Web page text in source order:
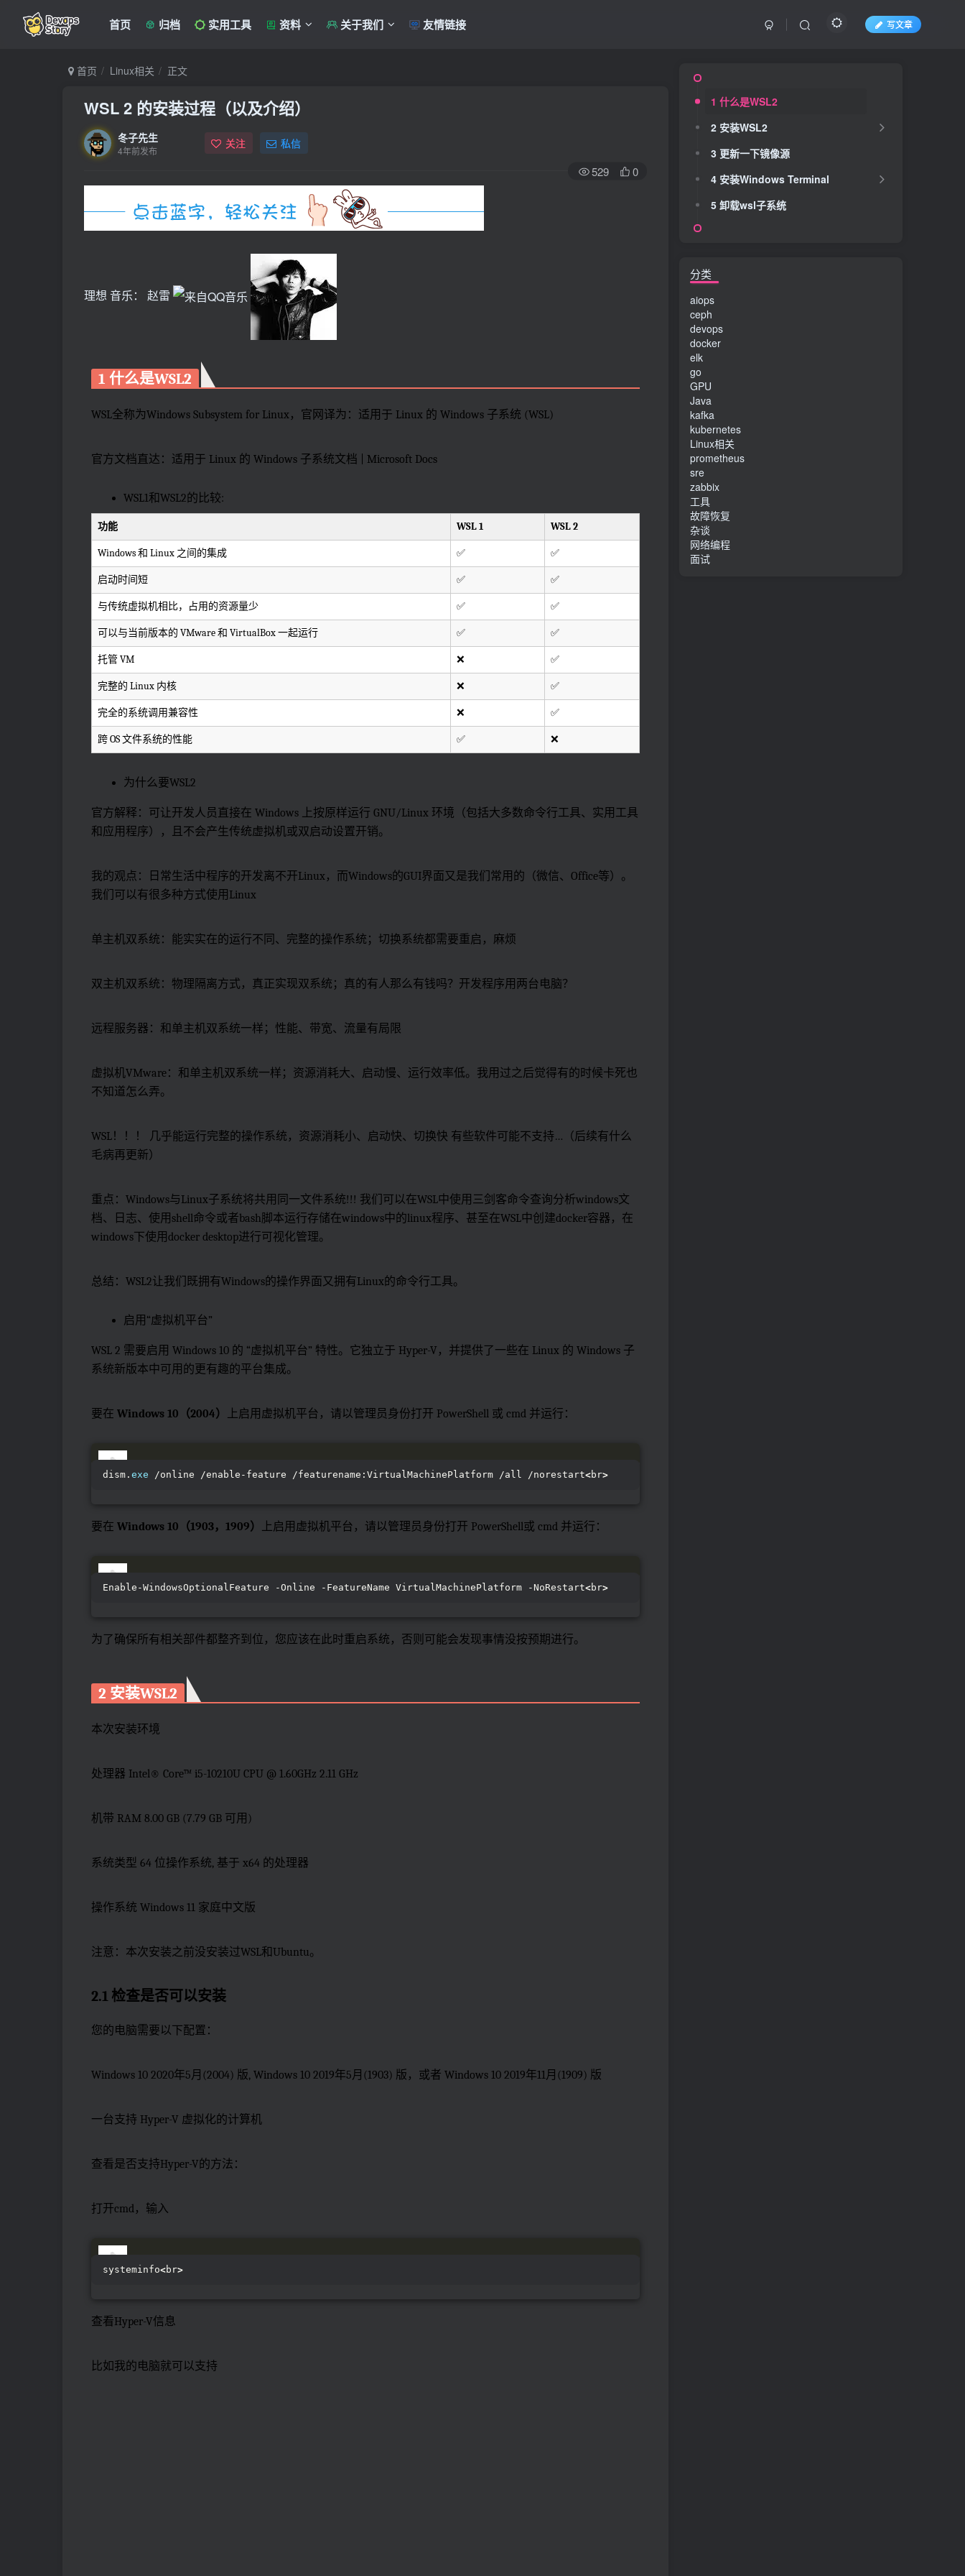
首页 归档 实用工具 资料 关于我们 友情链接 写文章
首页 Linux相关 正文
WSL 2 的安装过程（以及介绍）
冬子先生
4年前发布 关注 私信
529 0
理想 音乐： 赵雷
1 什么是WSL2
WSL全称为Windows Subsystem for Linux，官网译为：适用于 Linux 的 Windows 子系统 (WSL)
官方文档直达：适用于 Linux 的 Windows 子系统文档 | Microsoft Docs
WSL1和WSL2的比较:
功能 WSL 1 WSL 2
Windows 和 Linux 之间的集成 ✅ ✅
启动时间短 ✅ ✅
与传统虚拟机相比，占用的资源量少 ✅ ✅
可以与当前版本的 VMware 和 VirtualBox 一起运行 ✅ ✅
托管 VM ❌ ✅
完整的 Linux 内核 ❌ ✅
完全的系统调用兼容性 ❌ ✅
跨 OS 文件系统的性能 ✅ ❌
为什么要WSL2
官方解释：可让开发人员直接在 Windows 上按原样运行 GNU/Linux 环境（包括大多数命令行工具、实用工具
和应用程序），且不会产生传统虚拟机或双启动设置开销。
我的观点：日常生活中程序的开发离不开Linux，而Windows的GUI界面又是我们常用的（微信、Office等）。
我们可以有很多种方式使用Linux
单主机双系统：能实实在的运行不同、完整的操作系统；切换系统都需要重启，麻烦
双主机双系统：物理隔离方式，真正实现双系统；真的有人那么有钱吗？开发程序用两台电脑？
远程服务器：和单主机双系统一样；性能、带宽、流量有局限
虚拟机VMware：和单主机双系统一样；资源消耗大、启动慢、运行效率低。我用过之后觉得有的时候卡死也
不知道怎么弄。
WSL！！！ 几乎能运行完整的操作系统，资源消耗小、启动快、切换快 有些软件可能不支持…（后续有什么
毛病再更新）
重点：Windows与Linux子系统将共用同一文件系统!!! 我们可以在WSL中使用三剑客命令查询分析windows文
档、日志、使用shell命令或者bash脚本运行存储在windows中的linux程序、甚至在WSL中创建docker容器，在
windows下使用docker desktop进行可视化管理。
总结：WSL2让我们既拥有Windows的操作界面又拥有Linux的命令行工具。
启用“虚拟机平台”
WSL 2 需要启用 Windows 10 的 “虚拟机平台” 特性。它独立于 Hyper-V，并提供了一些在 Linux 的 Windows 子
系统新版本中可用的更有趣的平台集成。
要在 Windows 10（2004） 上启用虚拟机平台，请以管理员身份打开 PowerShell 或 cmd 并运行：
dism. exe /online /enable-feature /featurename:VirtualMachinePlatform /all /norestart<br>
要在 Windows 10（1903，1909） 上启用虚拟机平台，请以管理员身份打开 PowerShell或 cmd 并运行：
Enable-WindowsOptionalFeature -Online -FeatureName VirtualMachinePlatform -NoRestart<br>
为了确保所有相关部件都整齐到位，您应该在此时重启系统，否则可能会发现事情没按预期进行。
2 安装WSL2
本次安装环境
处理器 Intel® Core™ i5-10210U CPU @ 1.60GHz 2.11 GHz
机带 RAM 8.00 GB (7.79 GB 可用)
系统类型 64 位操作系统, 基于 x64 的处理器
操作系统 Windows 11 家庭中文版
注意：本次安装之前没安装过WSL和Ubuntu。
2.1 检查是否可以安装
您的电脑需要以下配置：
Windows 10 2020年5月(2004) 版, Windows 10 2019年5月(1903) 版，或者 Windows 10 2019年11月(1909) 版
一台支持 Hyper-V 虚拟化的计算机
查看是否支持Hyper-V的方法：
打开cmd，输入
systeminfo<br>
查看Hyper-V信息
比如我的电脑就可以支持
1 什么是WSL2
2 安装WSL2
3 更新一下镜像源
4 安装Windows Terminal
5 卸载wsl子系统
分类
aiops
ceph
devops
docker
elk
go
GPU
Java
kafka
kubernetes
Linux相关
prometheus
sre
zabbix
工具
故障恢复
杂谈
网络编程
面试